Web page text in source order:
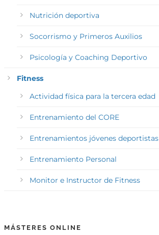
Nutrición deportiva
Socorrismo y Primeros Auxilios
Psicología y Coaching Deportivo
Fitness
Actividad física para la tercera edad
Entrenamiento del CORE
Entrenamientos jóvenes deportistas
Entrenamiento Personal
Monitor e Instructor de Fitness
MÁSTERES ONLINE